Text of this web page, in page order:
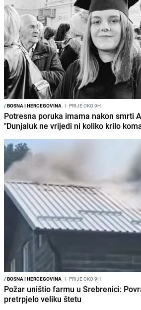
/BOSNA I HERCEGOVINA I PRIJE OKO 9H
Potresna poruka imama nakon smrti
"Dunjaluk ne vrijedi ni koliko krilo
/BOSNA I HERCEGOVINA I PRIJE OKO 9H
Požar uništio farmu u Srebrenici:
pretrpjelo veliku štetu